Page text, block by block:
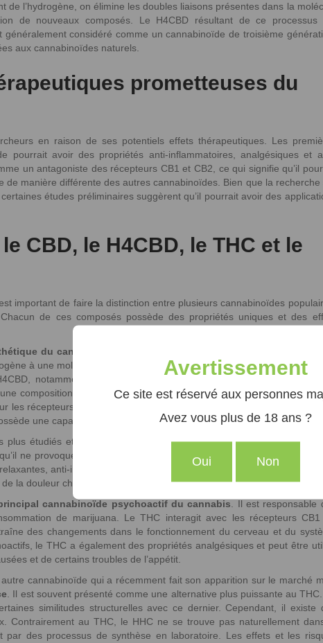
de l’hydrogène, on élimine les doubles liaisons présentes dans la
de nouveaux composés. Le H4CBD résultant de ce processus
considéré comme un cannabinoïde de troisième
aux cannabinoïdes naturels.
prometteuses du
en raison de ses potentiels effets thérapeutiques. Les
pourrait avoir des propriétés anti-inflammatoires, analgésiques et
un antagoniste des récepteurs CB1 et CB2, ce qui signifie qu’il
de manière différente des autres cannabinoïdes. Bien que la recherche
études préliminaires suggèrent qu’il pourrait avoir des
CBD, le H4CBD, le THC et le
important de faire la distinction entre plusieurs cannabinoïdes
de ces composés possède des propriétés uniques et des
du cannabidiol
à une molécule de CBD. Des recherches ont été menées pour
notamment son effet psychoactif et son action anti-
composition chimique différente et des effets physiologiques
les récepteurs CB1, induisant ainsi un effet psychoactif plus prononcé.
une capacité anti-inflammatoire supérieure à celle du CBD.
plus étudiés et les plus connus. Contrairement au THC, le CBD
ne provoque pas d’euphorie ou d’altérations de la conscience. Le
anti-inflammatoires et anxiolytiques. Il est également utilisé
la douleur chronique et d’autres affections.
cannabinoïde psychoactif du cannabis . Il est responsable
de marijuana. Le THC interagit avec les récepteurs
des changements dans le fonctionnement du cerveau et du
le THC a également des propriétés analgésiques et peut être
et de certains troubles de l’appétit.
cannabinoïde qui a récemment fait son apparition sur le marché
. Il est souvent présenté comme une alternative plus puissante au
similitudes structurelles avec ce dernier. Cependant, il existe
Contrairement au THC, le HHC ne se trouve pas naturellement
par des processus de synthèse en laboratoire. Les effets et les
Avertissement
Ce site est réservé aux personnes
Avez vous plus de 18 ans ?
Oui Non